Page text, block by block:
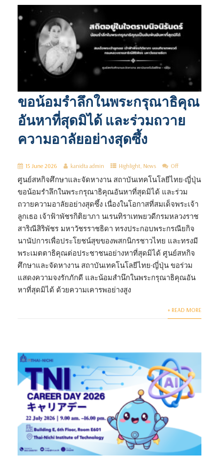
ขอน้อมรำลึกในพระกรุณาธิคุณ
อันหาที่สุดมิได้ และร่วมถวาย
ความอาลัยอย่างสุดซึ้ง
15 June 2026 kanidta admin Highlight, News Off
ศูนย์สหกิจศึกษาและจัดหางาน สถาบันเทคโนโลยีไทย-ญี่ปุ่น
ขอน้อมรำลึกในพระกรุณาธิคุณอันหาที่สุดมิได้ และร่วม
ถวายความอาลัยอย่างสุดซึ้ง เนื่องในโอกาสที่สมเด็จพระเจ้า
ลูกเธอ เจ้าฟ้าพัชรกิติยาภา นเรนทิราเทพยวดีกรมหลวงราช
สาริณีสิริพัชร มหาวัชรราชธิดา ทรงประกอบพระกรณียกิจ
นานัปการเพื่อประโยชน์สุขของพสกนิกรชาวไทย และทรงมี
พระเมตตาธิคุณต่อประชาชนอย่างหาที่สุดมิได้ ศูนย์สหกิจ
ศึกษาและจัดหางาน สถาบันเทคโนโลยีไทย-ญี่ปุ่น ขอร่วม
แสดงความจงรักภักดี และน้อมสำนึกในพระกรุณาธิคุณอัน
หาที่สุดมิได้ ด้วยความเคารพอย่างสูง
+ READ MORE